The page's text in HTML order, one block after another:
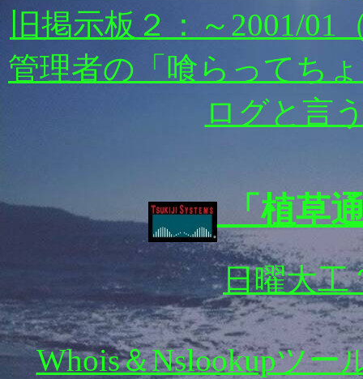
旧掲示板２：～2001/
管理者の「喰らってち
ログと言
「植草
日曜大工
Whois＆Nslookupツー